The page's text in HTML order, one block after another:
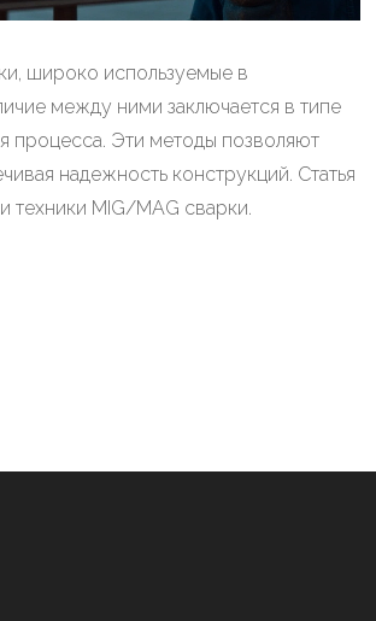
широко используемые в
между ними заключается в типе
процесса. Эти методы позволяют
надежность конструкций. Статья
MIG/MAG сварки.